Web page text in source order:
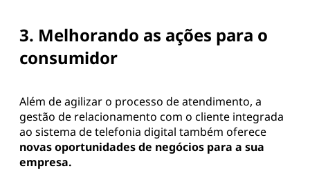
3. Melhorando as ações para o
consumidor
Além de agilizar o processo de atendimento, a
gestão de relacionamento com o cliente integrada
ao sistema de telefonia digital também oferece
novas oportunidades de negócios para a sua
empresa.